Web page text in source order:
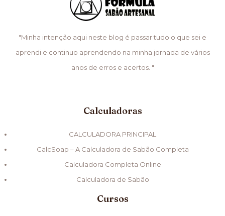
"Minha intenção aqui neste blog é passar tudo o que sei e
aprendi e continuo aprendendo na minha jornada de vários
anos de erros e acertos. "
Calculadoras
CALCULADORA PRINCIPAL
CalcSoap – A Calculadora de Sabão Completa
Calculadora Completa Online
Calculadora de Sabão
Cursos